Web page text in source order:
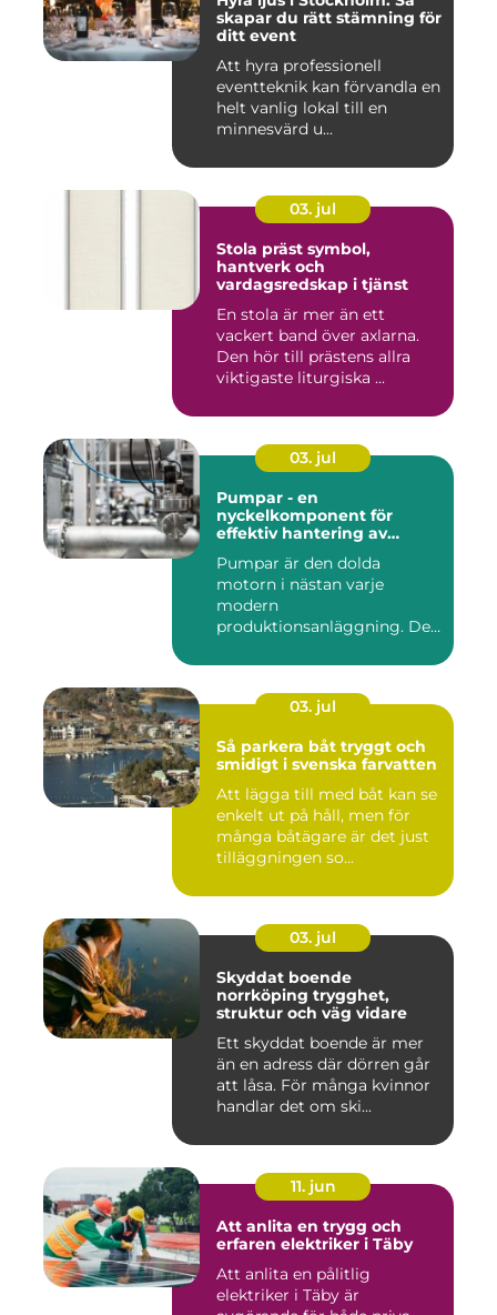
skapar du rätt stämning för
ditt event
Att hyra professionell
eventteknik kan förvandla en
helt vanlig lokal till en
minnesvärd u...
03. jul
Stola präst symbol,
hantverk och
vardagsredskap i tjänst
En stola är mer än ett
vackert band över axlarna.
Den hör till prästens allra
viktigaste liturgiska ...
03. jul
Pumpar - en
nyckelkomponent för
effektiv hantering av
Pumpar är den dolda
motorn i nästan varje
modern
produktionsanläggning. De
03. jul
Så parkera båt tryggt och
smidigt i svenska farvatten
Att lägga till med båt kan se
enkelt ut på håll, men för
många båtägare är det just
tilläggningen so...
03. jul
Skyddat boende
norrköping trygghet,
struktur och väg vidare
Ett skyddat boende är mer
än en adress där dörren går
att låsa. För många kvinnor
handlar det om ski...
11. jun
Att anlita en trygg och
erfaren elektriker i Täby
Att anlita en pålitlig
elektriker i Täby är